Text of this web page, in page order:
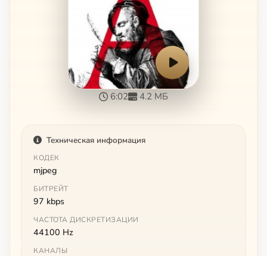
6:02 4.2 МБ
Техническая информация
КОДЕК
mjpeg
БИТРЕЙТ
97 kbps
ЧАСТОТА ДИСКРЕТИЗАЦИИ
44100 Hz
КАНАЛЫ